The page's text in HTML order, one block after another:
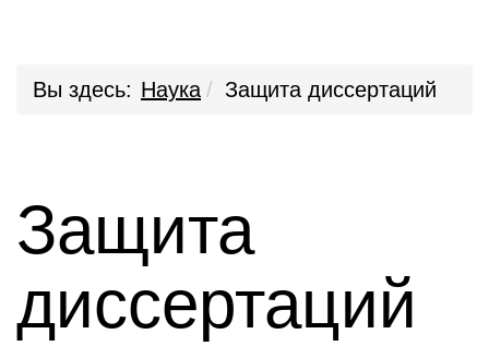
Вы здесь: Наука Защита диссертаций
Защита
диссертаций